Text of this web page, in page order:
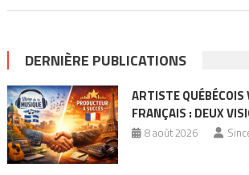
DERNIÈRE PUBLICATIONS
ARTISTE
FRANÇAIS : DEUX
8 août 2026